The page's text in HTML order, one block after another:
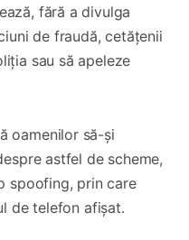
fără a divulga
de fraudă, cetățenii
sau să apeleze
oamenilor să-și
astfel de scheme,
spoofing, prin care
de telefon afișat.